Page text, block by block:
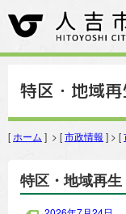
特区・地域再
[ ホーム ] > [市政情報 ] > [
特区・地域再